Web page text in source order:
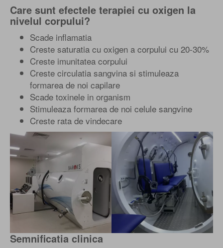
Care sunt efectele terapiei cu oxigen la
nivelul corpului?
Scade inflamatia
Creste saturatia cu oxigen a corpului cu 20-30%
Creste imunitatea corpului
Creste circulatia sangvina si stimuleaza
formarea de noi capilare
Scade toxinele in organism
Stimuleaza formarea de noi celule sangvine
Creste rata de vindecare
Semnificatia clinica